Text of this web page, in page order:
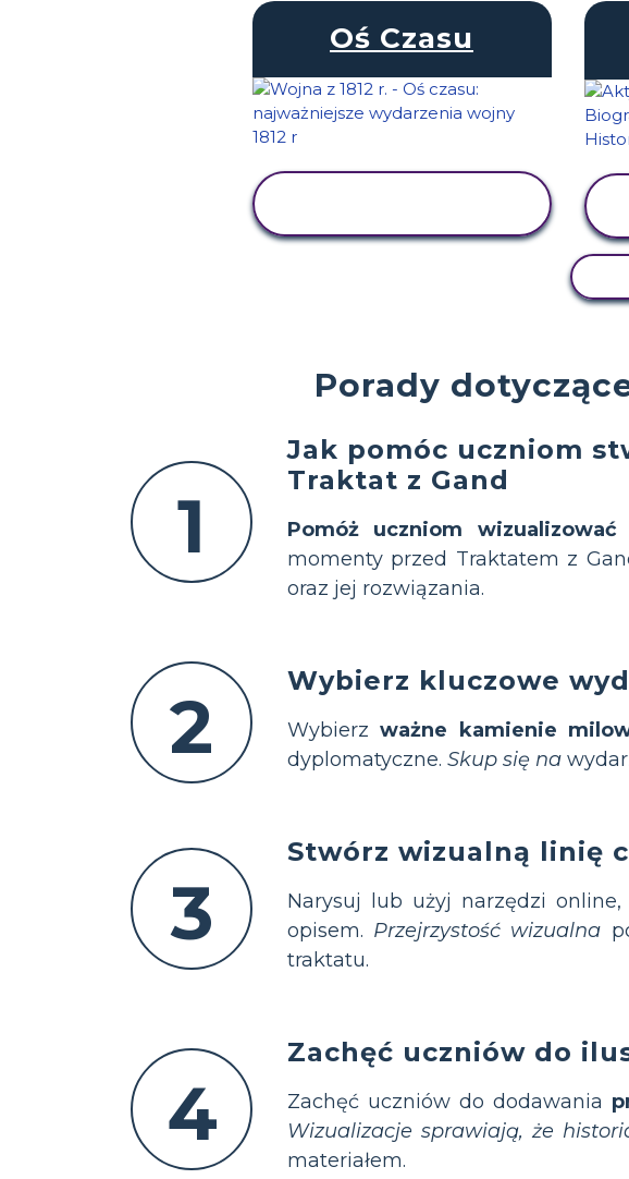
Porady
1
Jak pomóc uczniom
Traktat z Gand
Pomóż uczniom wizualizować
momenty przed Traktatem z
oraz jej rozwiązania.
2
Wybierz kluczowe
Wybierzważne kamienie
dyplomatyczne. Skup się na
3
Stwórz wizualną linię
Narysuj lub użyj narzędzi
opisem. Przejrzystość wizualna
traktatu.
4
Zachęć uczniów do
Zachęć uczniów do dodawania
Wizualizacje sprawiają, że
materiałem.
Oś Czasu